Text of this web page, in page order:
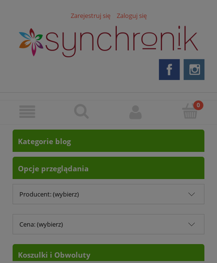
Zarejestruj się Zaloguj się
Kategorie blog
Opcje przeglądania
Producent: (wybierz)
Cena: (wybierz)
Koszulki i Obwoluty